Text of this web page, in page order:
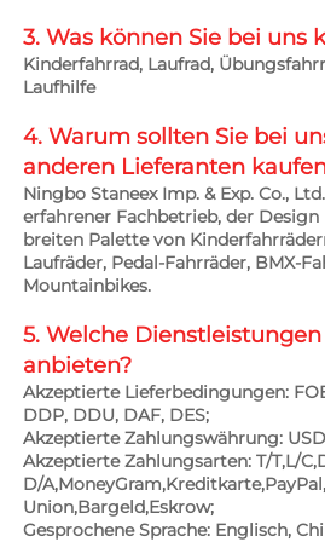
3. Was können Sie bei uns
Kinderfahrrad, Laufrad,
Laufhilfe
4. Warum sollten Sie bei
anderen Lieferanten
Ningbo Staneex Imp. & Exp. Co.,
erfahrener Fachbetrieb, der
breiten Palette von
Laufräder, Pedal-Fahrräder, BMX-
Mountainbikes.
5. Welche
anbieten?
Akzeptierte Lieferbedingungen:
DDP, DDU, DAF, DES;
Akzeptierte Zahlungswährung:
Akzeptierte Zahlungsarten: T/T,L/
D/
Union,Bargeld,Eskrow;
Gesprochene Sprache: Englisch,